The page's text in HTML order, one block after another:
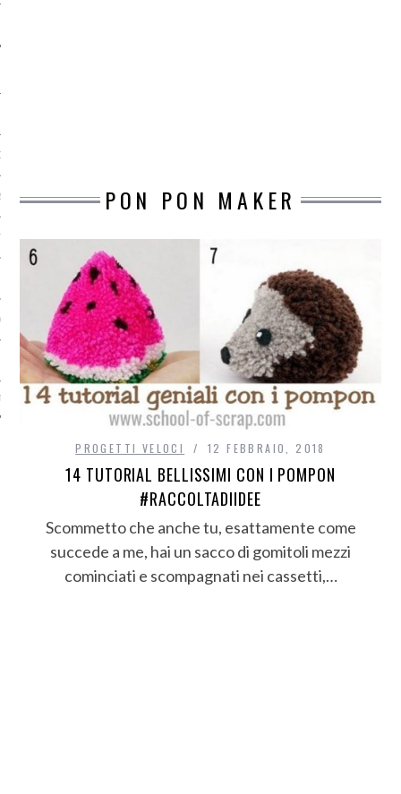
DI ACCESSO AI DATI
PON PON MAKER
PROGETTI VELOCI 12 FEBBRAIO, 2018
14 TUTORIAL BELLISSIMI CON I POMPON
#RACCOLTADIIDEE
Scommetto che anche tu, esattamente come
succede a me, hai un sacco di gomitoli mezzi
cominciati e scompagnati nei cassetti,…